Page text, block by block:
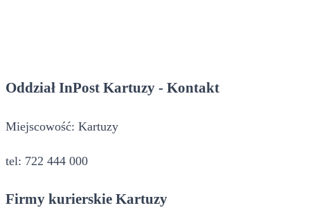
Oddział InPost Kartuzy - Kontakt
Miejscowość: Kartuzy
tel: 722 444 000
Firmy kurierskie Kartuzy